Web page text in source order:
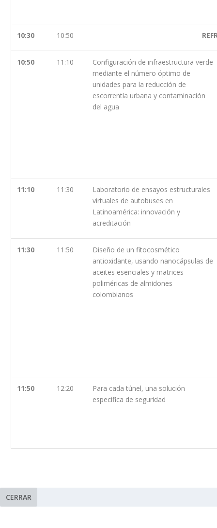
10:30 10:50
10:50 11:10
Configuración de infraestructura verde
mediante el número óptimo de
unidades para la reducción de
escorrentía urbana y contaminación
del agua
11:10 11:30
Laboratorio de ensayos estructurales
virtuales de autobuses en
Latinoamérica: innovación y
acreditación
11:30 11:50
Diseño de un fitocosmético
antioxidante, usando nanocápsulas de
aceites esenciales y matrices
poliméricas de almidones
colombianos
11:50 12:20
Para cada túnel, una solución
específica de seguridad
CERRAR